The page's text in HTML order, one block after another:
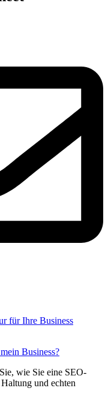
Business?
wie Sie eine SEO-
und echten